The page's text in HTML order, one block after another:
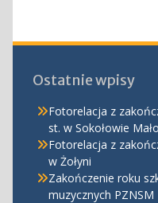
Ostatnie wpisy
Fotorelacja z
st. w Sokołowie
Fotorelacja z
w Żołyni
Zakończenie roku
muzycznych PZNSM